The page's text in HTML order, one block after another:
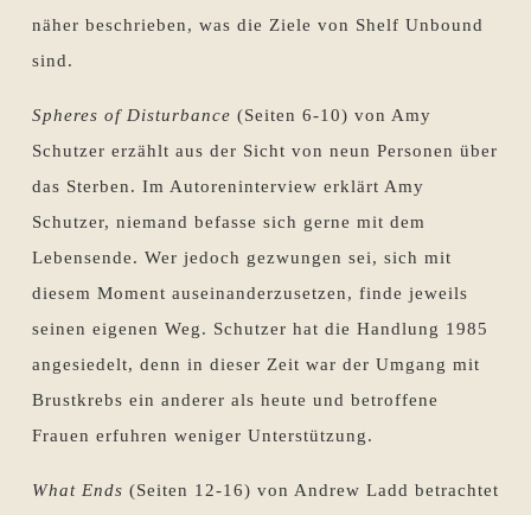
näher beschrieben, was die Ziele von Shelf Unbound
sind.
Spheres of Disturbance (Seiten 6-10) von Amy
Schutzer erzählt aus der Sicht von neun Personen über
das Sterben. Im Autoreninterview erklärt Amy
Schutzer, niemand befasse sich gerne mit dem
Lebensende. Wer jedoch gezwungen sei, sich mit
diesem Moment auseinanderzusetzen, finde jeweils
seinen eigenen Weg. Schutzer hat die Handlung 1985
angesiedelt, denn in dieser Zeit war der Umgang mit
Brustkrebs ein anderer als heute und betroffene
Frauen erfuhren weniger Unterstützung.
What Ends (Seiten 12-16) von Andrew Ladd betrachtet